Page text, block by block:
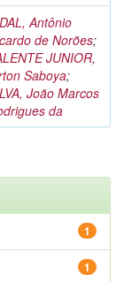
Antônio
de Norões;
JUNIOR,
Saboya;
João Marcos
da
1
1